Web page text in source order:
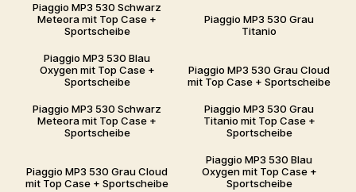
Piaggio MP3 530 Schwarz
Meteora mit Top Case +
Sportscheibe
Piaggio MP3 530 Grau
Titanio
Piaggio MP3 530 Blau
Oxygen mit Top Case +
Sportscheibe
Piaggio MP3 530 Grau Cloud
mit Top Case + Sportscheibe
Piaggio MP3 530 Schwarz
Meteora mit Top Case +
Sportscheibe
Piaggio MP3 530 Grau
Titanio mit Top Case +
Sportscheibe
Piaggio MP3 530 Grau Cloud
mit Top Case + Sportscheibe
Piaggio MP3 530 Blau
Oxygen mit Top Case +
Sportscheibe